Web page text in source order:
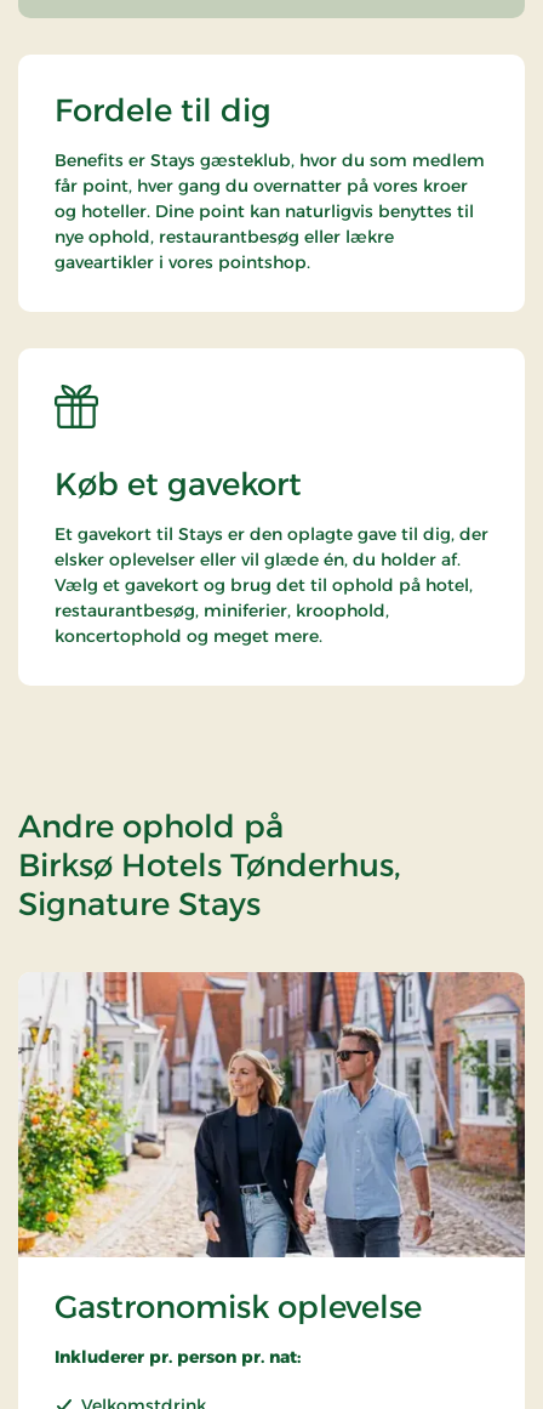
Fordele til dig
Benefits er Stays gæsteklub, hvor du som medlem
får point, hver gang du overnatter på vores kroer
og hoteller. Dine point kan naturligvis benyttes til
nye ophold, restaurantbesøg eller lækre
gaveartikler i vores pointshop.
Køb et gavekort
Et gavekort til Stays er den oplagte gave til dig, der
elsker oplevelser eller vil glæde én, du holder af.
Vælg et gavekort og brug det til ophold på hotel,
restaurantbesøg, miniferier, kroophold,
koncertophold og meget mere.
Andre ophold på
Birksø Hotels Tønderhus,
Signature Stays
Gastronomisk oplevelse
Inkluderer pr. person pr. nat: